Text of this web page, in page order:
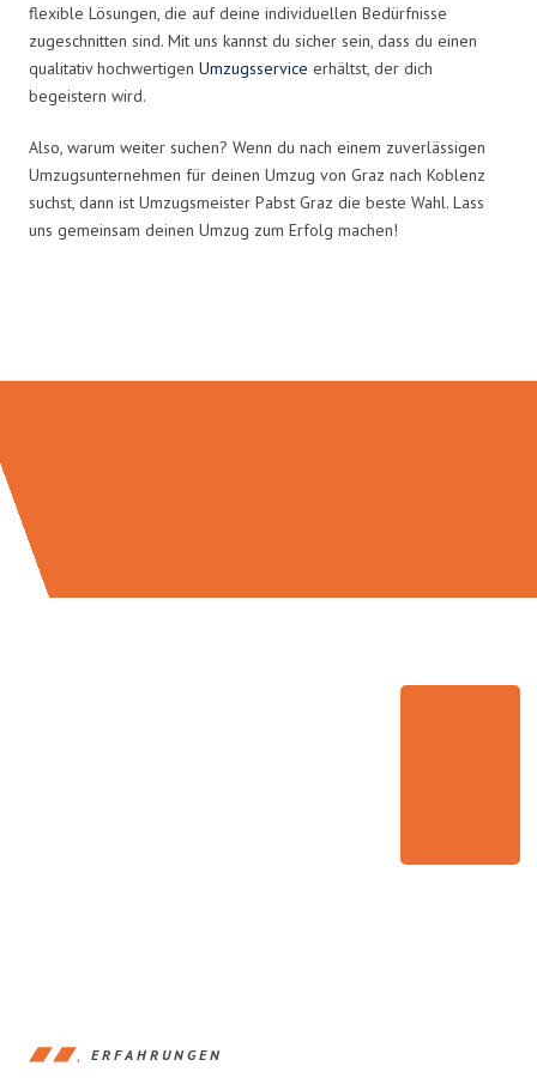
flexible Lösungen, die auf deine individuellen Bedürfnisse
zugeschnitten sind. Mit uns kannst du sicher sein, dass du einen
qualitativ hochwertigen Umzugsservice erhältst, der dich
begeistern wird.
Also, warum weiter suchen? Wenn du nach einem zuverlässigen
Umzugsunternehmen für deinen Umzug von Graz nach Koblenz
suchst, dann ist Umzugsmeister Pabst Graz die beste Wahl. Lass
uns gemeinsam deinen Umzug zum Erfolg machen!
ERFAHRUNGEN